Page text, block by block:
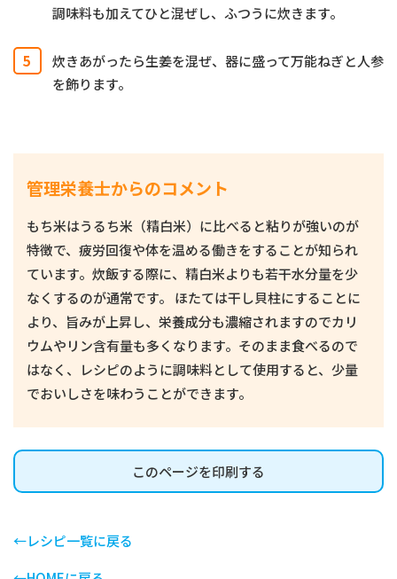
調味料も加えてひと混ぜし、ふつうに炊きます。
炊きあがったら生姜を混ぜ、器に盛って万能ねぎと人参
を飾ります。
管理栄養士からのコメント
もち米はうるち米（精白米）に比べると粘りが強いのが
特徴で、疲労回復や体を温める働きをすることが知られ
ています。炊飯する際に、精白米よりも若干水分量を少
なくするのが通常です。
ほたては干し貝柱にすることに
より、旨みが上昇し、栄養成分も濃縮されますのでカリ
ウムやリン含有量も多くなります。そのまま食べるので
はなく、レシピのように調味料として使用すると、少量
でおいしさを味わうことができます。
このページを印刷する
←レシピ一覧に戻る